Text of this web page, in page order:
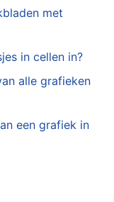
met
in cellen in?
alle grafieken
een grafiek in